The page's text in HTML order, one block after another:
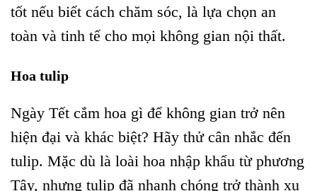
tốt nếu biết cách chăm sóc, là lựa chọn an
toàn và tinh tế cho mọi không gian nội thất.
Hoa tulip
Ngày Tết cắm hoa gì để không gian trở nên
hiện đại và khác biệt? Hãy thử cân nhắc đến
tulip. Mặc dù là loài hoa nhập khẩu từ phương
Tây, nhưng tulip đã nhanh chóng trở thành xu